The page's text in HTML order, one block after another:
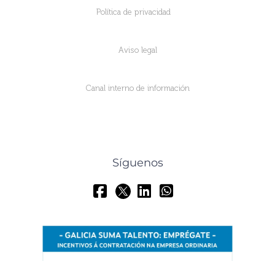
Política de privacidad
Aviso legal
Canal interno de información
Síguenos